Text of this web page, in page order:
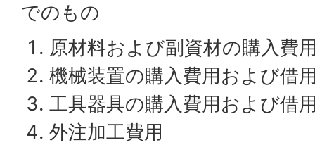
でのもの
原材料および副資材の購入費
機械装置の購入費用および借
工具器具の購入費用および借
外注加工費用